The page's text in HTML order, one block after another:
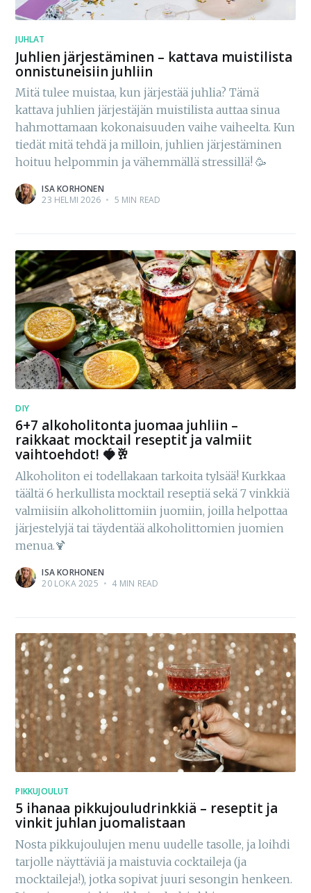
JUHLAT
Juhlien järjestäminen – kattava muistilista
onnistuneisiin juhliin
Mitä tulee muistaa, kun järjestää juhlia? Tämä
kattava juhlien järjestäjän muistilista auttaa sinua
hahmottamaan kokonaisuuden vaihe vaiheelta. Kun
tiedät mitä tehdä ja milloin, juhlien järjestäminen
hoituu helpommin ja vähemmällä stressillä! 🥳
ISA KORHONEN
23 HELMI 2026 • 5 MIN READ
DIY
6+7 alkoholitonta juomaa juhliin –
raikkaat mocktail reseptit ja valmiit
vaihtoehdot! 🍓🥂
Alkoholiton ei todellakaan tarkoita tylsää! Kurkkaa
täältä 6 herkullista mocktail reseptiä sekä 7 vinkkiä
valmiisiin alkoholittomiin juomiin, joilla helpottaa
järjestelyjä tai täydentää alkoholittomien juomien
menua.🍹
ISA KORHONEN
20 LOKA 2025 • 4 MIN READ
PIKKUJOULUT
5 ihanaa pikkujouludrinkkiä – reseptit ja
vinkit juhlan juomalistaan
Nosta pikkujoulujen menu uudelle tasolle, ja loihdi
tarjolle näyttäviä ja maistuvia cocktaileja (ja
mocktaileja!), jotka sopivat juuri sesongin henkeen.